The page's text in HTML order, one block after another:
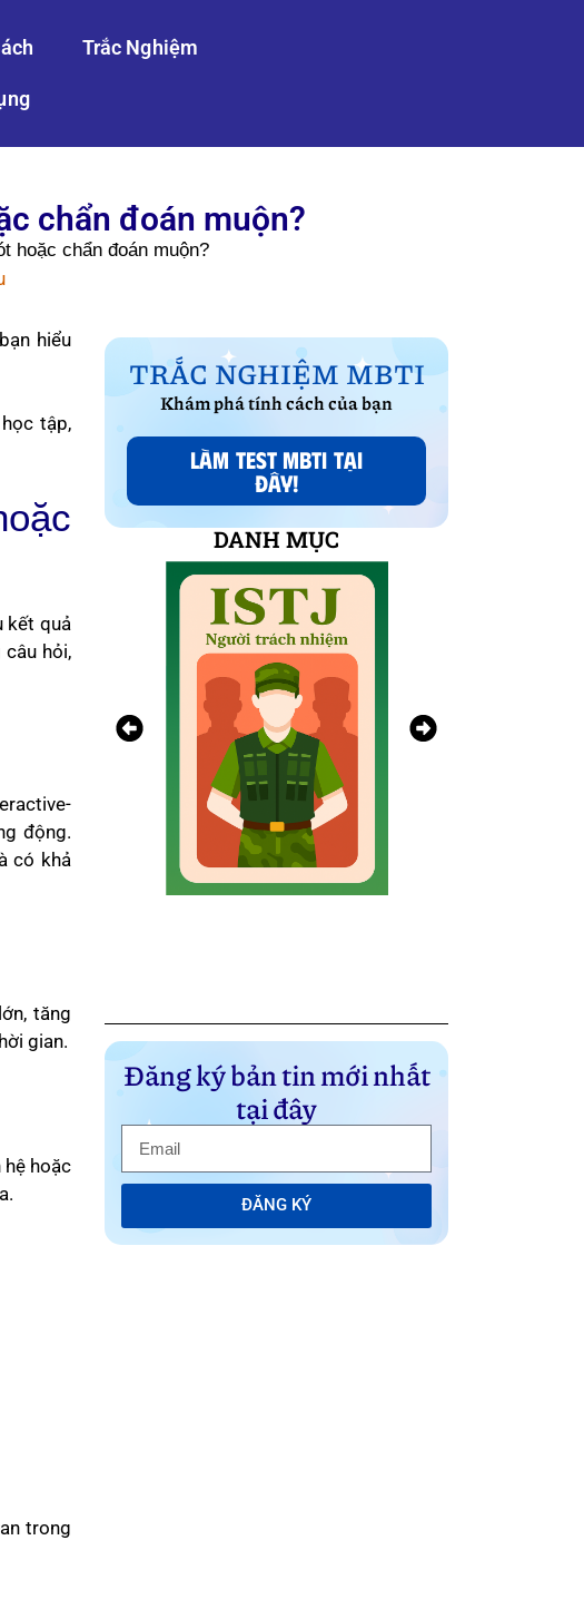
Trắc Nghiệm
chẩn đoán muộn?
hoặc chẩn đoán muộn?
hiểu
tập,
kết quả
hỏi,
động.
có khả
tăng
gian.
hệ hoặc
trong
TRẮC NGHIỆM MBTI
Khám phá tính cách của bạn
LÀM TEST MBTI TẠI
ĐÂY!
DANH MỤC
Đăng ký bản tin mới nhất
tại đây
ĐĂNG KÝ